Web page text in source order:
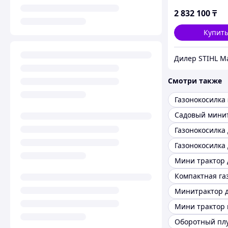
(минитрактор)
2 832 100₸
Купить
Смотри также